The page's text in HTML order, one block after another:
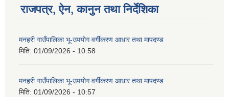
राजपत्र, ऐन, कानुन तथा निर्देशिका
मनहरी गाउँपालिका भू-उपयोग वर्गीकरण आधार तथा मापदण्ड
मिति: 01/09/2026 - 10:58
मनहरी गाउँपालिका भू-उपयोग वर्गीकरण आधार तथा मापदण्ड
मिति: 01/09/2026 - 10:57